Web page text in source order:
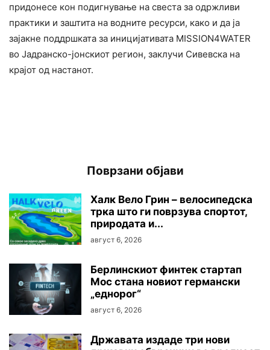
придонесе кон подигнување на свеста за одржливи
практики и заштита на водните ресурси, како и да ја
зајакне поддршката за иницијативата MISSION4WATER
во Јадранско-јонскиот регион, заклучи Сивевска на
крајот од настанот.
Поврзани објави
Халк Вело Грин – велосипедска
трка што ги поврзува спортот,
природата и...
август 6, 2026
Берлинскиот финтек стартап
Мос стана новиот германски
„еднорог“
август 6, 2026
Државата издаде три нови